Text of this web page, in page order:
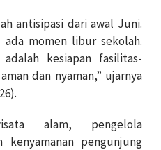
antisipasi dari awal Juni.
momen libur sekolah.
kesiapan fasilitas-
dan nyaman,” ujarnya
alam, pengelola
kenyamanan pengunjung